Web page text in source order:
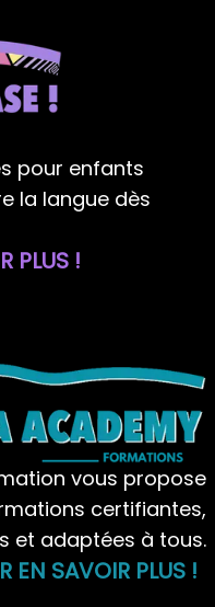
pour enfants
la langue dès
PLUS !
vous propose
certifiantes,
et adaptées à tous.
EN SAVOIR PLUS !